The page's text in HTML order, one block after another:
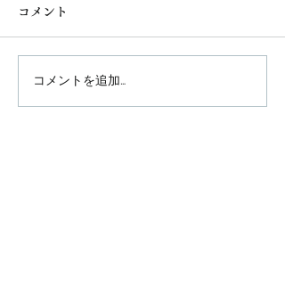
コメント
コメントを追加…